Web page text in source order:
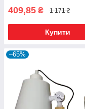
409,85 ₴ 1 171 ₴
Купити
–65%